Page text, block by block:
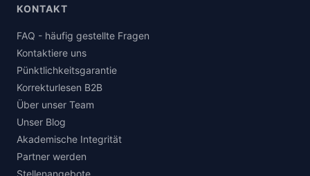
KONTAKT
FAQ - häufig gestellte Fragen
Kontaktiere uns
Pünktlichkeitsgarantie
Korrekturlesen B2B
Über unser Team
Unser Blog
Akademische Integrität
Partner werden
Stellenangebote